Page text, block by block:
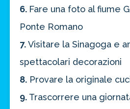
6. Fare una foto al fiume
Ponte Romano
7.Visitare la Sinagoga e
spettacolari decorazioni
8. Provare la originale
9. Trascorrere una